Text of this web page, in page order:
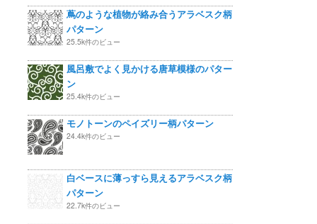
蔦のような植物が絡み合うアラベスク柄
パターン
25.5k件のビュー
風呂敷でよく見かける唐草模様のパター
ン
25.4k件のビュー
モノトーンのペイズリー柄パターン
24.4k件のビュー
白ベースに薄っすら見えるアラベスク柄
パターン
22.7k件のビュー